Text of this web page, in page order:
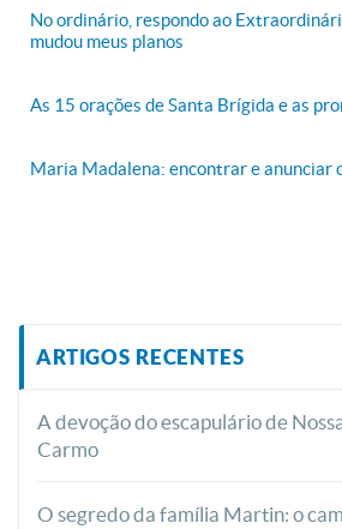
No ordinário, respondo ao
mudou meus planos
As 15 orações de Santa Brígida e as
Maria Madalena: encontrar e anunciar
ARTIGOS RECENTES
A devoção do escapulário de
Carmo
O segredo da família Martin: o